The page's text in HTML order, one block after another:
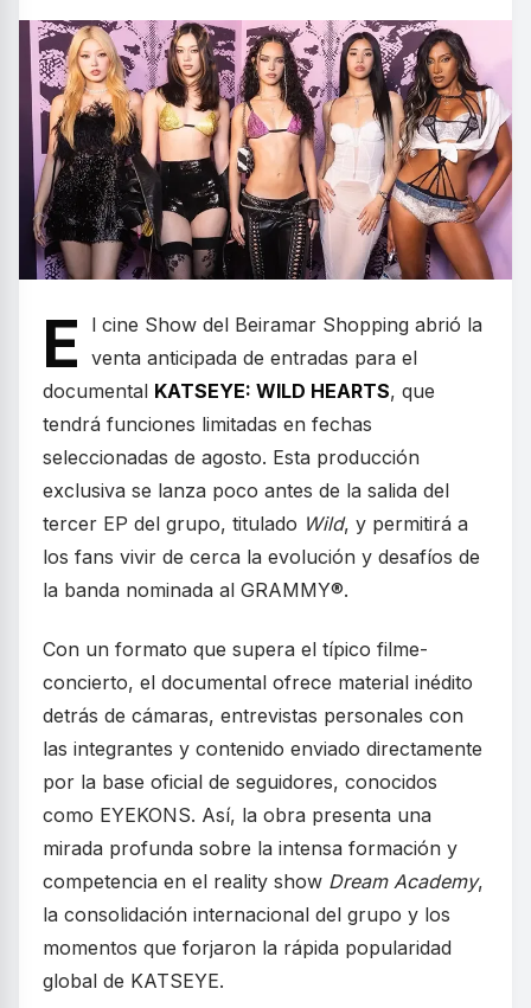
E
l cine Show del Beiramar Shopping abrió la
venta anticipada de entradas para el
documental KATSEYE: WILD HEARTS, que
tendrá funciones limitadas en fechas
seleccionadas de agosto. Esta producción
exclusiva se lanza poco antes de la salida del
tercer EP del grupo, titulado Wild, y permitirá a
los fans vivir de cerca la evolución y desafíos de
la banda nominada al GRAMMY®.
Con un formato que supera el típico filme-
concierto, el documental ofrece material inédito
detrás de cámaras, entrevistas personales con
las integrantes y contenido enviado directamente
por la base oficial de seguidores, conocidos
como EYEKONS. Así, la obra presenta una
mirada profunda sobre la intensa formación y
competencia en el reality show Dream Academy,
la consolidación internacional del grupo y los
momentos que forjaron la rápida popularidad
global de KATSEYE.